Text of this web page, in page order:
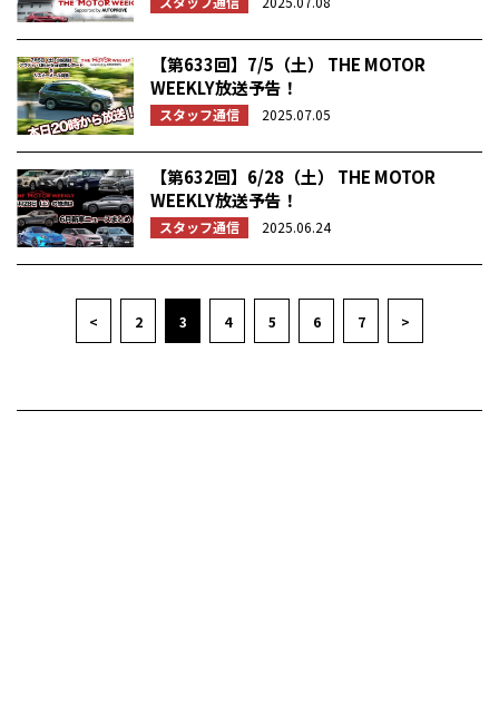
【第633回】7/5（土） THE MOTOR
WEEKLY放送予告！
スタッフ通信 2025.07.05
【第632回】6/28（土） THE MOTOR
WEEKLY放送予告！
スタッフ通信 2025.06.24
< 2 3 4 5 6 7 >